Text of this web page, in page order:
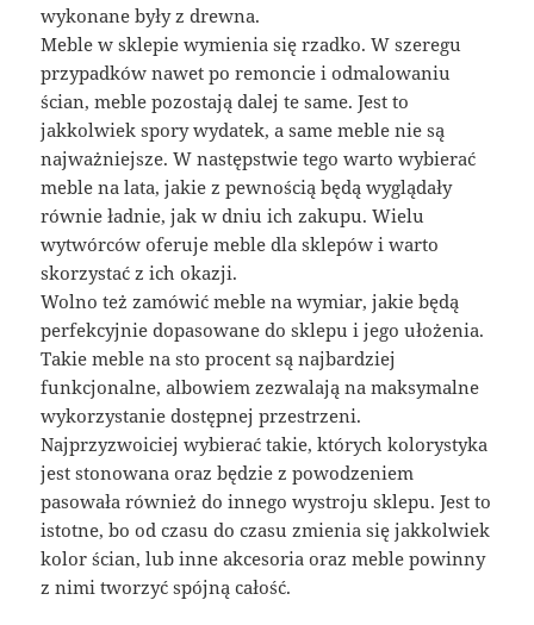
wykonane były z drewna.
Meble w sklepie wymienia się rzadko. W szeregu
przypadków nawet po remoncie i odmalowaniu
ścian, meble pozostają dalej te same. Jest to
jakkolwiek spory wydatek, a same meble nie są
najważniejsze. W następstwie tego warto wybierać
meble na lata, jakie z pewnością będą wyglądały
równie ładnie, jak w dniu ich zakupu. Wielu
wytwórców oferuje meble dla sklepów i warto
skorzystać z ich okazji.
Wolno też zamówić meble na wymiar, jakie będą
perfekcyjnie dopasowane do sklepu i jego ułożenia.
Takie meble na sto procent są najbardziej
funkcjonalne, albowiem zezwalają na maksymalne
wykorzystanie dostępnej przestrzeni.
Najprzyzwoiciej wybierać takie, których kolorystyka
jest stonowana oraz będzie z powodzeniem
pasowała również do innego wystroju sklepu. Jest to
istotne, bo od czasu do czasu zmienia się jakkolwiek
kolor ścian, lub inne akcesoria oraz meble powinny
z nimi tworzyć spójną całość.